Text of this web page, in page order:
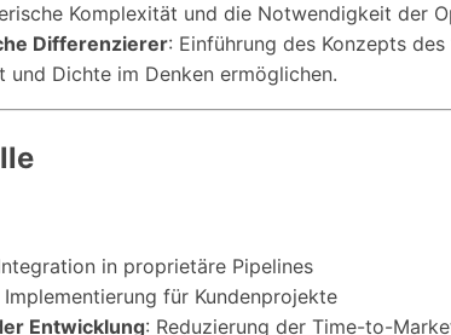
Komplexität und die Notwendigkeit der
Differenzierer: Einführung des Konzepts
und Dichte im Denken ermöglichen.
in proprietäre Pipelines
Implementierung für Kundenprojekte
Entwicklung: Reduzierung der Time-to-